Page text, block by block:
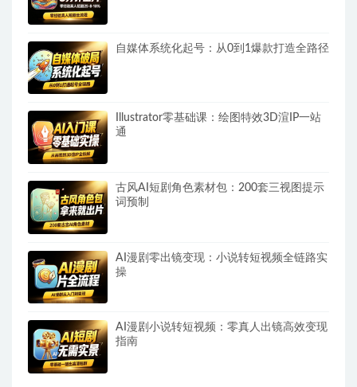
自媒体系统化起号：从0到1爆款打造全路径
Illustrator零基础课：绘图特效3D渲IP一站
通
古风AI短剧角色素材包：200套三视图提示
词预制
AI漫剧零出镜变现：小说转短视频全链路实
操
AI漫剧小说转短视频：零真人出镜高效变现
指南